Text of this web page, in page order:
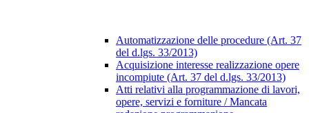
Automatizzazione delle procedure (Art. 37
del d.lgs. 33/2013)
Acquisizione interesse realizzazione opere
incompiute (Art. 37 del d.lgs. 33/2013)
Atti relativi alla programmazione di lavori,
opere, servizi e forniture / Mancata